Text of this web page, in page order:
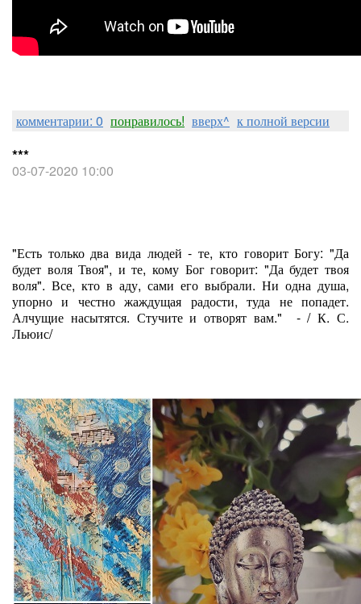
комментарии: 0 понравилось! вверх^ к полной версии
***
03-07-2020 10:00
"Есть только два вида людей - те, кто говорит Богу: "Да
будет воля Твоя", и те, кому Бог говорит: "Да будет твоя
воля". Все, кто в аду, сами его выбрали. Ни одна душа,
упорно и честно жаждущая радости, туда не попадет.
Алчущие насытятся. Стучите и отворят вам." - / К. С.
Льюис/